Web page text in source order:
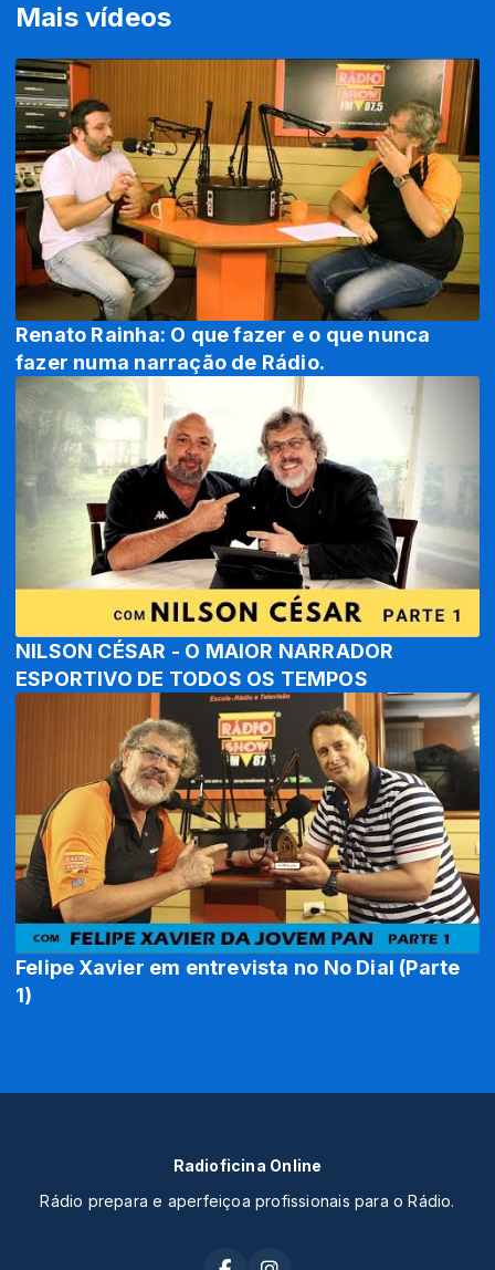
Mais vídeos
Renato Rainha: O que fazer e o que nunca
fazer numa narração de Rádio.
NILSON CÉSAR - O MAIOR NARRADOR
ESPORTIVO DE TODOS OS TEMPOS
Felipe Xavier em entrevista no No Dial (Parte
1)
Radioficina Online
Rádio prepara e aperfeiçoa profissionais para o Rádio.